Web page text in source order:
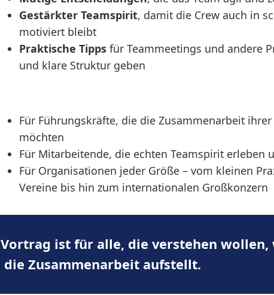
Gestärkter Teamspirit, damit die Crew auch in
motiviert bleibt
Praktische Tipps für Teammeetings und andere
und klare Struktur geben
Für Führungskräfte, die die Zusammenarbeit
möchten
Für Mitarbeitende, die echten Teamspirit erleben
Für Organisationen jeder Größe – vom kleinen
Vereine bis hin zum internationalen Großkonzern
Vortrag ist für alle, die verstehen wollen,
die Zusammenarbeit aufstellt.